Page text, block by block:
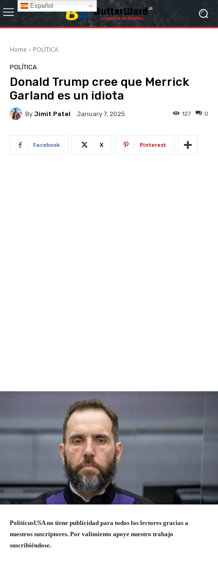
Home POLÍTICA
POLÍTICA
Donald Trump cree que Merrick
Garland es un idiota
By Jimit Patel January 7, 2025 0
127
Facebook X Pinterest
PoliticusUSA no tiene publicidad para todos los lectores gracias a
nuestros suscriptores. Por valimiento apoye nuestro trabajo
suscribiéndose.
Español